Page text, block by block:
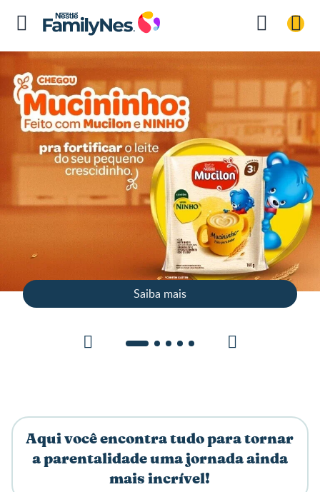
Saiba mais
Aqui você encontra tudo para tornar
a parentalidade uma jornada ainda
mais incrível!